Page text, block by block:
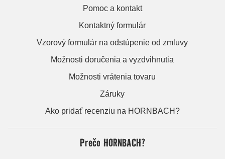
Pomoc a kontakt
Kontaktný formulár
Vzorový formulár na odstúpenie od zmluvy
Možnosti doručenia a vyzdvihnutia
Možnosti vrátenia tovaru
Záruky
Ako pridať recenziu na HORNBACH?
Prečo HORNBACH?